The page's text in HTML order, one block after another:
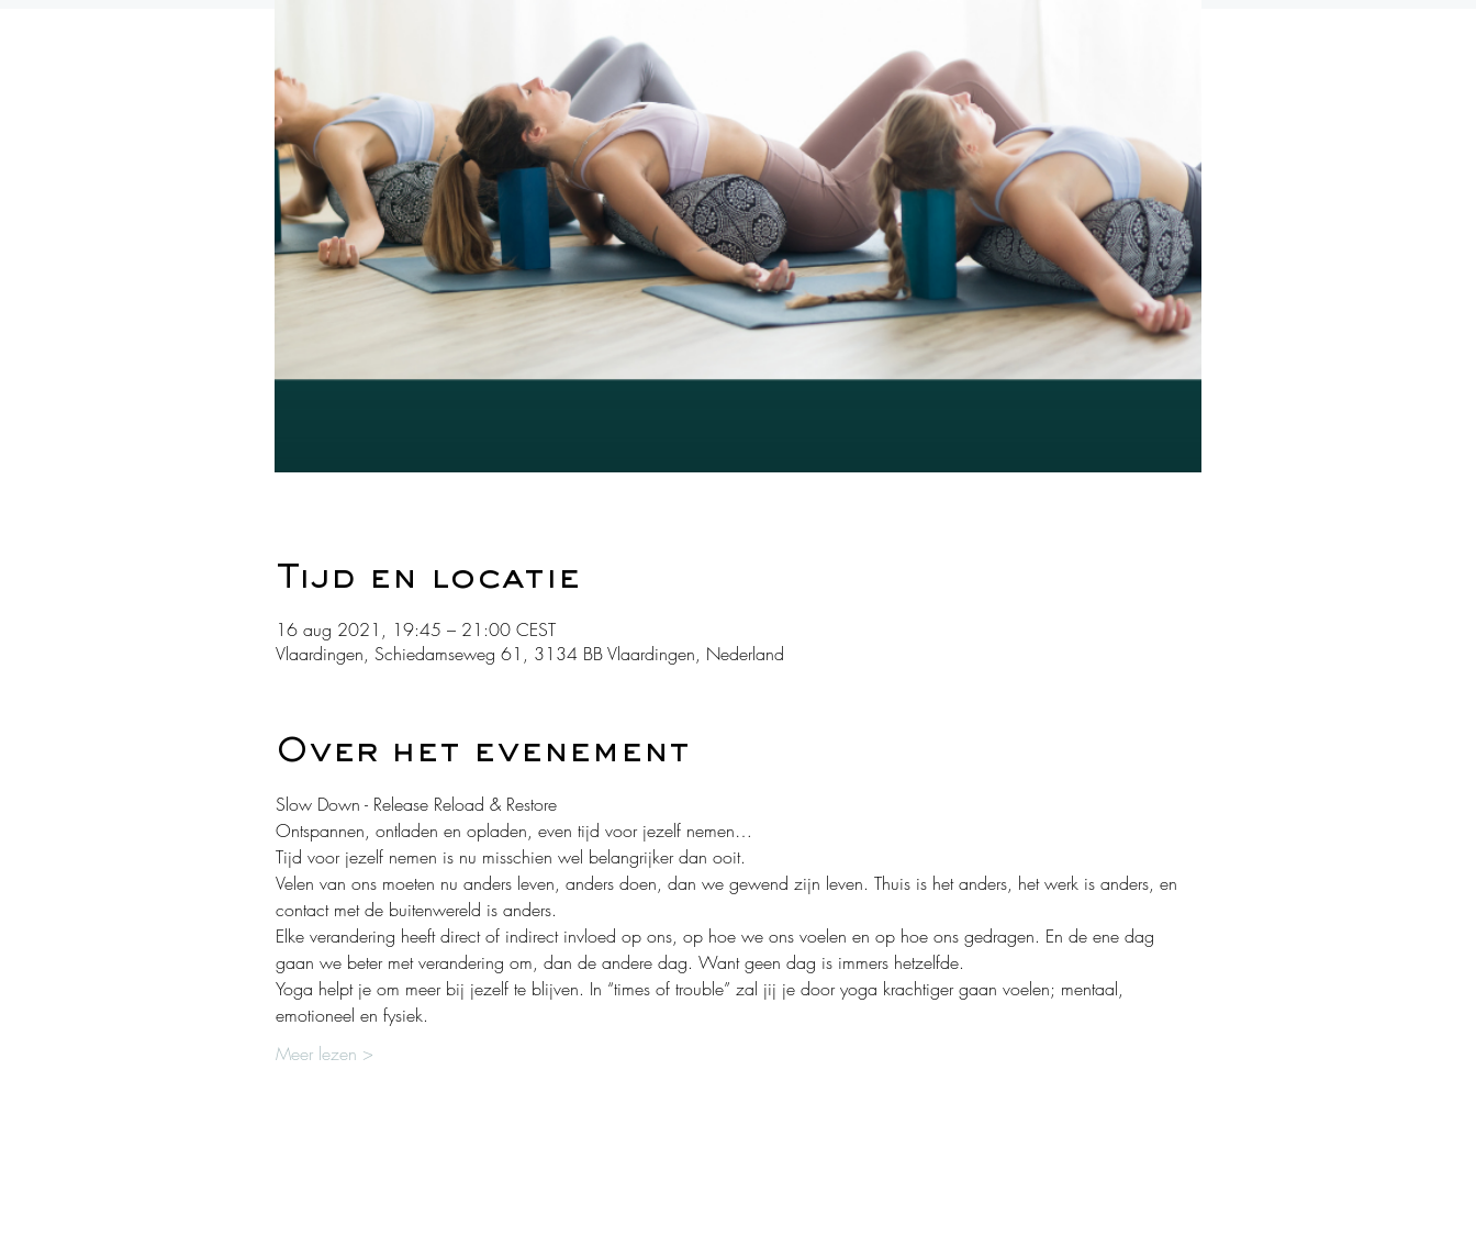
Tijd en locatie
16 aug 2021, 19:45 – 21:00 CEST
Vlaardingen, Schiedamseweg 61, 3134 BB Vlaardingen, Nederland
Over het evenement
Slow Down - Release Reload & Restore
Ontspannen, ontladen en opladen, even tijd voor jezelf nemen…
Tijd voor jezelf nemen is nu misschien wel belangrijker dan ooit.
Velen van ons moeten nu anders leven, anders doen, dan we gewend zijn leven. Thuis is het anders, het werk is anders, en
contact met de buitenwereld is anders.
Elke verandering heeft direct of indirect invloed op ons, op hoe we ons voelen en op hoe ons gedragen. En de ene dag
gaan we beter met verandering om, dan de andere dag. Want geen dag is immers hetzelfde.
Yoga helpt je om meer bij jezelf te blijven. In “times of trouble” zal jij je door yoga krachtiger gaan voelen; mentaal,
emotioneel en fysiek.
Meer lezen >